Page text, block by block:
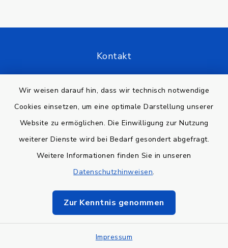
Wir weisen darauf hin, dass wir technisch notwendige
Cookies einsetzen, um eine optimale Darstellung unserer
Website zu ermöglichen. Die Einwilligung zur Nutzung
weiterer Dienste wird bei Bedarf gesondert abgefragt.
Weitere Informationen finden Sie in unseren
Datenschutzhinweisen.
Zur Kenntnis genommen
Impressum
Kontakt
Datenschutz
Impressum
Sitemap
Cookie-Einstellungen